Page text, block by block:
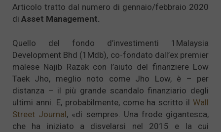
Articolo tratto dal numero di gennaio/febbraio 2020
di Asset Management.
Quello del fondo d’investimenti 1Malaysia
Development Bhd (1Mdb), co-fondato dall’ex premier
malese Najib Razak con l’aiuto del finanziere Low
Taek Jho, meglio noto come Jho Low, è – per
distanza – il più grande scandalo finanziario degli
ultimi anni. E, probabilmente, come ha scritto il Wall
Street Journal, «di sempre». Una frode gigantesca,
che ha iniziato a disvelarsi nel 2015 e la cui